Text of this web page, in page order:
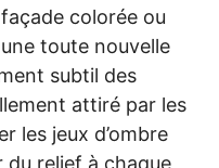
colorée ou
toute nouvelle
subtil des
attiré par les
les jeux d’ombre
du relief à chaque